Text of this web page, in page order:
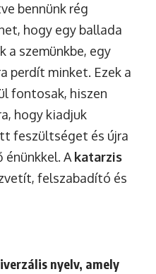
bennünk rég
hogy egy ballada
a szemünkbe, egy
perdít minket. Ezek a
fontosak, hiszen
hogy kiadjuk
feszültséget és újra
énünkkel. A katarzis
felszabadító és
nyelv, amely